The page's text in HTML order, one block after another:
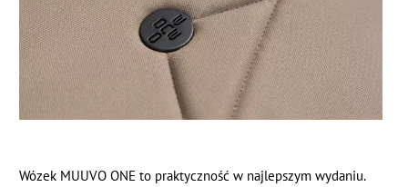
Wózek MUUVO ONE to praktyczność w najlepszym wydaniu.